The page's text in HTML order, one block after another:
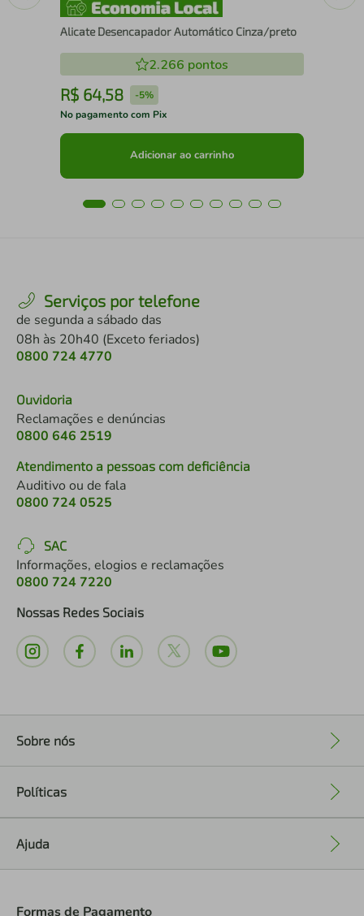
Alicate Desencapador Automático Cinza/preto
2.266 pontos
R$ 64,58 -5%
No pagamento com Pix
Adicionar ao carrinho
Serviços por telefone
de segunda a sábado das
08h às 20h40 (Exceto feriados)
0800 724 4770
Ouvidoria
Reclamações e denúncias
0800 646 2519
Atendimento a pessoas com deficiência
Auditivo ou de fala
0800 724 0525
SAC
Informações, elogios e reclamações
0800 724 7220
Nossas Redes Sociais
Sobre nós
Políticas
Ajuda
Formas de Pagamento